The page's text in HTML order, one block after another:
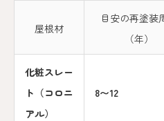
屋根材
目安の再塗装
（年）
化粧スレー
ト（コロニ
アル）
8〜12